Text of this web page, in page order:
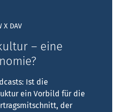
X DAV
– eine
Ist die
ein Vorbild für die
der